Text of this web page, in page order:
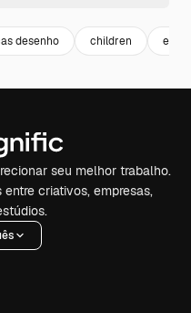
desenho children emoji
seu melhor trabalho.
criativos, empresas,